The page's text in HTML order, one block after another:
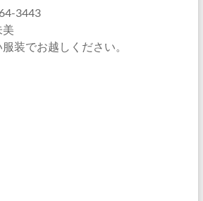
3443
美
装でお越しください。